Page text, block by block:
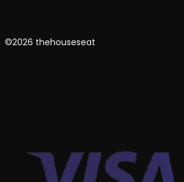
©2026 thehouseseat